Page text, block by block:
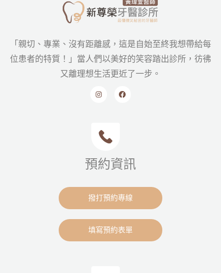
「親切、專業、沒有距離感，這是自始至終我想帶給每
位患者的特質！」當人們以美好的笑容踏出診所，彷彿
又離理想生活更近了一步。
預約資訊
撥打預約專線
填寫預約表單